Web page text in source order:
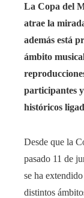
La Copa del
atrae la
además está
ámbito
participantes
históricos
Desde que la
pasado 11 de
se ha
distintos